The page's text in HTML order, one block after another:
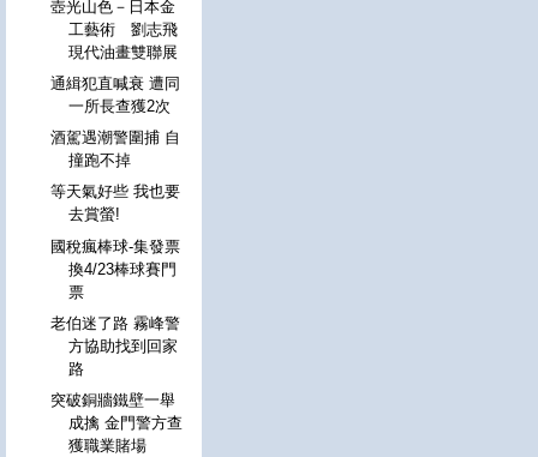
壺光山色－日本金
工藝術 劉志飛
現代油畫雙聯展
通緝犯直喊衰 遭同
一所長查獲2次
酒駕遇潮警圍捕 自
撞跑不掉
等天氣好些 我也要
去賞螢!
國稅瘋棒球-集發票
換4/23棒球賽門
票
老伯迷了路 霧峰警
方協助找到回家
路
突破銅牆鐵壁一舉
成擒 金門警方查
獲職業賭場